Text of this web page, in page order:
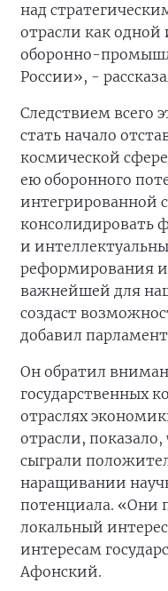
над
отрасли как одной
оборонно-
России», -
Следствием всего
стать начало
космической
ею оборонного
интегрированной
консолидировать
и
реформирования
важнейшей для
создаст
добавил
Он обратил
государственных
отраслях
отрасли,
сыграли
наращивании
потенциала. «Они
локальный
интересам
Афонский.